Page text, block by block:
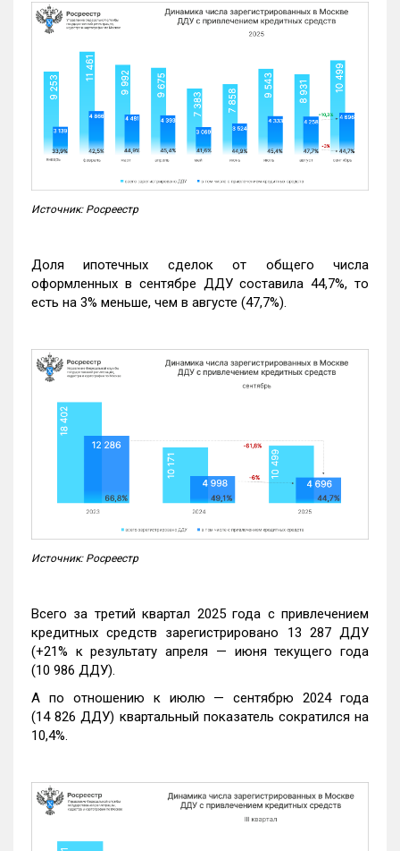
Источник: Росреестр
Доля ипотечных сделок от общего числа
оформленных в сентябре ДДУ составила 44,7%, то
есть на 3% меньше, чем в августе (47,7%).
Источник: Росреестр
Всего за третий квартал 2025 года с привлечением
кредитных средств зарегистрировано 13 287 ДДУ
(+21% к результату апреля — июня текущего года
(10 986 ДДУ).
А по отношению к июлю — сентябрю 2024 года
(14 826 ДДУ) квартальный показатель сократился на
10,4%.